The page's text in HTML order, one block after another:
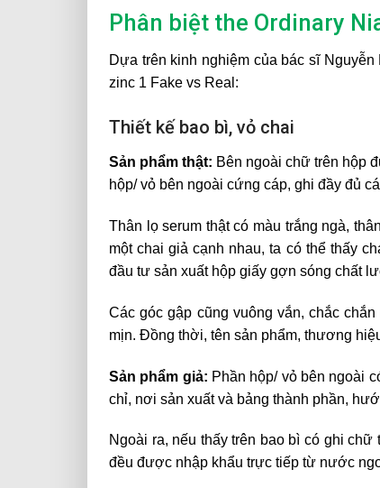
Phân biệt the Ordinary
Dựa trên kinh nghiệm của bác sĩ
zinc 1 Fake vs Real :
Thiết kế bao bì, vỏ chai
Sản phẩm thật: Bên ngoài chữ trên hộp
hộp/ vỏ bên ngoài cứng cáp, ghi đầy đủ
Thân lọ serum thật có màu trắng ngà,
một chai giả cạnh nhau, ta có thể thấy
đầu tư sản xuất hộp giấy gợn sóng chất
Các góc gập cũng vuông vắn, chắc
mịn. Đồng thời, tên sản phẩm, thương
Sản phẩm giả: Phần hộp/ vỏ bên ngoài
chỉ, nơi sản xuất và bảng thành phần,
Ngoài ra, nếu thấy trên bao bì có ghi
đều được nhập khẩu trực tiếp từ nước